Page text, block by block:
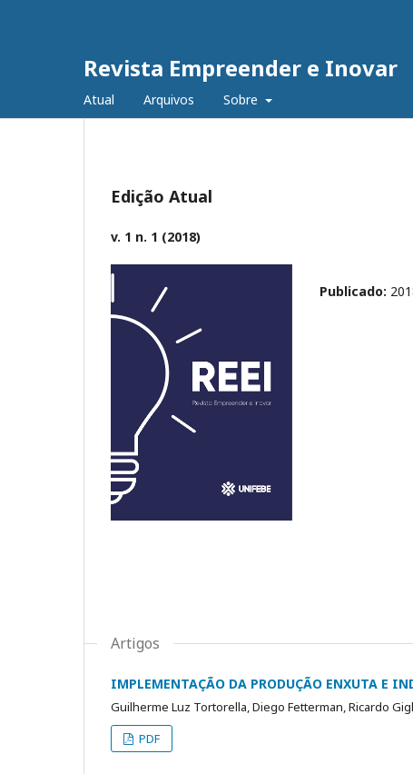
Revista Empreender e Inovar
Atual Arquivos Sobre
Edição Atual
v. 1 n. 1 (2018)
Publicado:
Artigos
IMPLEMENTAÇÃO DA PRODUÇÃO ENXUTA E
Guilherme Luz Tortorella, Diego Fetterman, Ricardo
PDF